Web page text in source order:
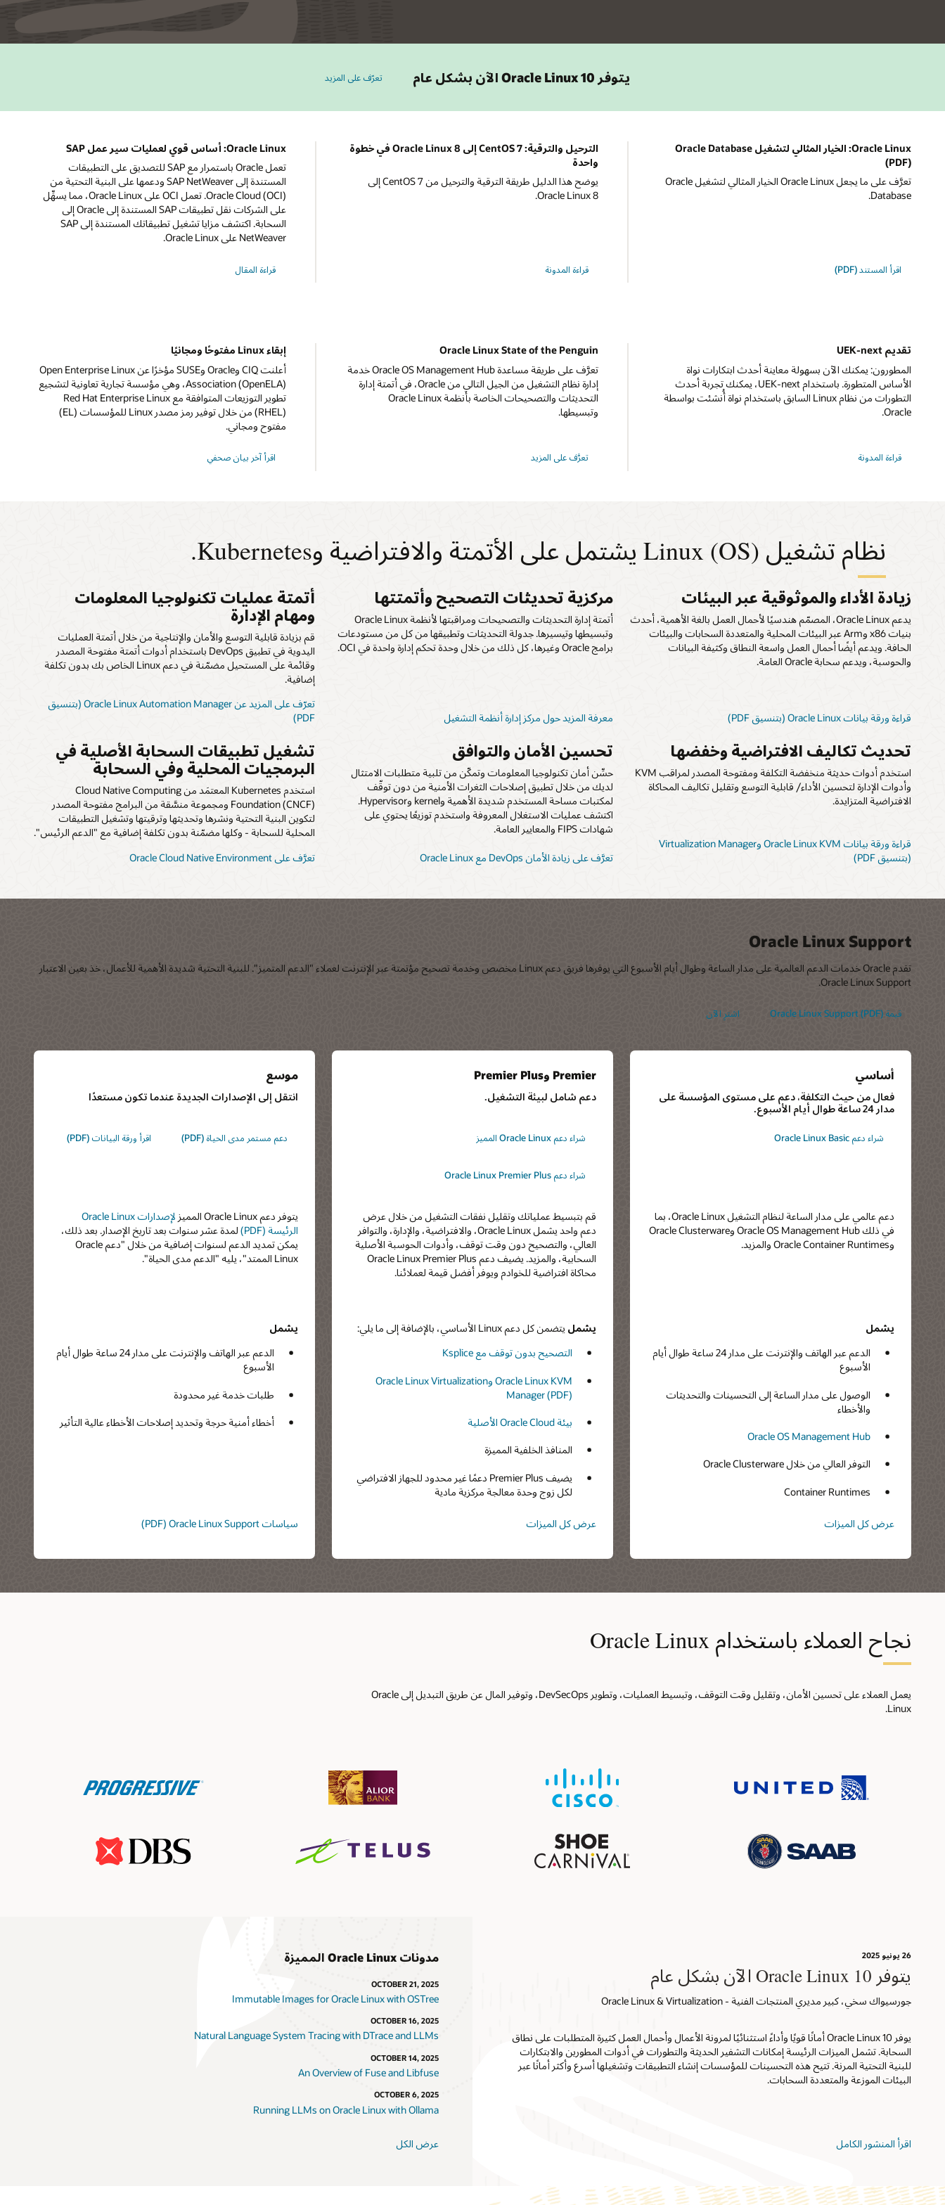
يتوفر Oracle Linux 10 الآن بشكل عام تعرّف على المزيد
Oracle Linux: الخيار المثالي لتشغيل Oracle Database
(PDF)
تعرَّف على ما يجعل Oracle Linux الخيار المثالي لتشغيل Oracle
Database.
اقرأ المستند
أفضل
(PDF)
الترحيل والترقية: CentOS 7 إلى Oracle Linux 8 في خطوة
واحدة
يوضح هذا الدليل طريقة الترقية والترحيل من CentOS 7 إلى
Oracle Linux 8.
قراءة المدونة
Oracle Linux: أساس قوي لعمليات سير عمل SAP
تعمل Oracle باستمرار مع SAP للتصديق على التطبيقات
المستندة إلى SAP NetWeaver ودعمها على البنية التحتية من
Oracle Cloud (OCI). تعمل OCI على Oracle Linux، مما يسهِّل
على الشركات نقل تطبيقات SAP المستندة إلى Oracle إلى
السحابة. اكتشف مزايا تشغيل تطبيقاتك المستندة إلى SAP
NetWeaver على Oracle Linux.
قراءة المقال
تقديم UEK-next
المطورون: يمكنك الآن بسهولة معاينة أحدث ابتكارات نواة
الأساس المتطورة. باستخدام UEK-next، يمكنك تجربة أحدث
التطورات من نظام Linux السابق باستخدام نواة أُنشئت بواسطة
Oracle.
قراءة المدونة
Oracle Linux State of the Penguin
تعرَّف على طريقة مساعدة Oracle OS Management Hub خدمة
إدارة نظام التشغيل من الجيل التالي من Oracle، في أتمتة إدارة
التحديثات والتصحيحات الخاصة بأنظمة Oracle Linux
وتبسيطها.
تعرَّف على المزيد
Oracle
إبقاء Linux مفتوحًا ومجانيًا
أعلنت CIQ وOracle وSUSE مؤخرًا عن Open Enterprise Linux
Association (OpenELA)، وهي مؤسسة تجارية تعاونية لتشجيع
تطوير التوزيعات المتوافقة مع Red Hat Enterprise Linux
(RHEL) من خلال توفير رمز مصدر Linux للمؤسسات (EL)
مفتوح ومجاني.
اقرأ آخر بيان صحفي
نظام تشغيل Linux (OS) يشتمل على الأتمتة والافتراضية وKubernetes.
زيادة الأداء والموثوقية عبر البيئات
يدعم Oracle Linux، المصمّم هندسيًا لأحمال العمل بالغة الأهمية، أحدث
بنيات x86 وArm عبر البيئات المحلية والمتعددة السحابات والبيئات
الحافة. ويدعم أيضًا أحمال العمل واسعة النطاق وكثيفة البيانات
والحوسبة، ويدعم سحابة Oracle العامة.
قراءة ورقة بيانات Oracle Linux (بتنسيق PDF)
مركزية تحديثات التصحيح وأتمتتها
أتمتة إدارة التحديثات والتصحيحات ومراقبتها لأنظمة Oracle Linux
وتبسيطها وتيسيرها. جدولة التحديثات وتطبيقها من كل من مستودعات
برامج Oracle وغيرها، كل ذلك من خلال وحدة تحكم إدارة واحدة في OCI.
معرفة المزيد حول مركز إدارة أنظمة التشغيل
أتمتة عمليات تكنولوجيا المعلومات
ومهام الإدارة
قم بزيادة قابلية التوسع والأمان والإنتاجية من خلال أتمتة العمليات
اليدوية في تطبيق DevOps باستخدام أدوات أتمتة مفتوحة المصدر
وقائمة على المستحيل مضمّنة في دعم Linux الخاص بك بدون تكلفة
إضافية.
تعرّف على المزيد عن Oracle Linux Automation Manager (بتنسيق
PDF)
تحديث تكاليف الافتراضية وخفضها
استخدم أدوات حديثة منخفضة التكلفة ومفتوحة المصدر لمراقب KVM
وأدوات الإدارة لتحسين الأداء/ قابلية التوسع وتقليل تكاليف المحاكاة
الافتراضية المتزايدة.
قراءة ورقة بيانات Oracle Linux KVM وVirtualization Manager
(بتنسيق PDF)
تحسين الأمان والتوافق
حسِّن أمان تكنولوجيا المعلومات وتمكّن من تلبية متطلبات الامتثال
لديك من خلال تطبيق إصلاحات الثغرات الأمنية من دون توقّف
لمكتبات مساحة المستخدم شديدة الأهمية وkernel وHypervisor.
اكتشف عمليات الاستغلال المعروفة واستخدم توزيعًا يحتوي على
شهادات FIPS والمعايير العامة.
تعرَّف على زيادة الأمان DevOps مع Oracle Linux‏
تشغيل تطبيقات السحابة الأصلية في
البرمجيات المحلية وفي السحابة
استخدم Kubernetes المعتمَد من Cloud Native Computing
Foundation (CNCF) ومجموعة منسَّقة من البرامج مفتوحة المصدر
لتكوين البنية التحتية ونشرها وتحديثها وترقيتها وتشغيل التطبيقات
المحلية للسحابة - وكلها مضمّنة بدون تكلفة إضافية مع "الدعم الرئيس".
تعرَّف على Oracle Cloud Native Environment‏
Oracle Linux Support
تقدم Oracle خدمات الدعم العالمية على مدار الساعة وطوال أيام الأسبوع التي يوفرها فريق دعم Linux مخصص وخدمة تصحيح مؤتمتة عبر الإنترنت لعملاء "الدعم المتميز". للبنية التحتية شديدة الأهمية للأعمال، خذ بعين الاعتبار
Oracle Linux Support.
قيمة Oracle Linux Support (PDF) اشترِ الآن
أساسي
فعال من حيث التكلفة، دعم على مستوى المؤسسة على
مدار 24 ساعة طوال أيام الأسبوع.
شراء دعم Oracle Linux Basic
دعم عالمي على مدار الساعة لنظام التشغيل Oracle Linux، بما
في ذلك Oracle OS Management Hub وOracle Clusterware
وOracle Container Runtimes والمزيد.
يشمل
الدعم عبر الهاتف والإنترنت على مدار 24 ساعة طوال أيام
الأسبوع
الوصول على مدار الساعة إلى التحسينات والتحديثات
والأخطاء
Oracle OS Management Hub
التوفر العالي من خلال Oracle Clusterware
Container Runtimes
عرض كل الميزات
Premier وPremier Plus
دعم شامل لبيئة التشغيل.
شراء دعم Oracle Linux المميز
شراء دعم Oracle Linux Premier Plus
قم بتبسيط عملياتك وتقليل نفقات التشغيل من خلال عرض
دعم واحد يشمل Oracle Linux، والافتراضية، والإدارة، والتوافر
العالي، والتصحيح دون وقت توقف، وأدوات الحوسبة الأصلية
السحابية، والمزيد. يضيف دعم Oracle Linux Premier Plus
محاكاة افتراضية للخوادم ويوفر أفضل قيمة لعملائنا.
يشمل يتضمن كل دعم Linux الأساسي، بالإضافة إلى ما يلي:
التصحيح بدون توقف مع Ksplice
Oracle Linux KVM وOracle Linux Virtualization
Manager (PDF)
بيئة Oracle Cloud الأصلية
المنافذ الخلفية المميزة
يضيف Premier Plus دعمًا غير محدود للجهاز الافتراضي
لكل زوج وحدة معالجة مركزية مادية
عرض كل الميزات
موسع
انتقل إلى الإصدارات الجديدة عندما تكون مستعدًا
دعم مستمر مدى الحياة (PDF) اقرأ ورقة البيانات (PDF)
يتوفر دعم Oracle Linux المميز
لإصدارات Oracle Linux
الرئيسة (PDF)
لمدة عشر سنوات بعد تاريخ الإصدار. بعد ذلك،
يمكن تمديد الدعم لسنوات إضافية من خلال "دعم Oracle
Linux الممتد"، يليه "الدعم مدى الحياة".
يشمل
الدعم عبر الهاتف والإنترنت على مدار 24 ساعة طوال أيام
الأسبوع
طلبات خدمة غير محدودة
أخطاء أمنية حرجة وتحديد إصلاحات الأخطاء عالية التأثير
سياسات Oracle Linux Support (‏PDF)
نجاح العملاء باستخدام Oracle Linux
يعمل العملاء على تحسين الأمان، وتقليل وقت التوقف، وتبسيط العمليات، وتطوير DevSecOps، وتوفير المال عن طريق التبديل إلى Oracle
Linux.
26 يونيو 2025
يتوفر Oracle Linux 10 الآن بشكل عام
جورسيواك سخي، كبير مديري المنتجات الفنية - Oracle Linux & Virtualization
يوفر Oracle Linux 10 أمانًا قويًا وأداءً استثنائيًا لمرونة الأعمال وأحمال العمل كثيرة المتطلبات على نطاق
السحابة. تشمل الميزات الرئيسة إمكانات التشفير الحديثة والتطورات في أدوات المطورين والابتكارات
للبنية التحتية المرنة. تتيح هذه التحسينات للمؤسسات إنشاء التطبيقات وتشغيلها أسرع وأكثر أمانًا عبر
البيئات الموزعة والمتعددة السحابات.
اقرأ المنشور الكامل
مدونات Oracle Linux المميزة
OCTOBER 21, 2025
Immutable Images for Oracle Linux with OSTree
OCTOBER 16, 2025
Natural Language System Tracing with DTrace and LLMs
OCTOBER 14, 2025
An Overview of Fuse and Libfuse
OCTOBER 6, 2025
Running LLMs on Oracle Linux with Ollama
عرض الكل